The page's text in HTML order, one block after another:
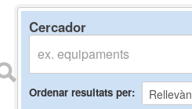
Cercador
Ordenar resultats per